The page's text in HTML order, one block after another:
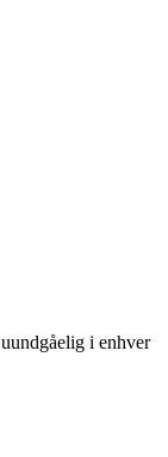
i enhver